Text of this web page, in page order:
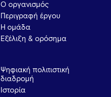
Ο οργανισμός
Περιγραφή έργου
Η ομάδα
Εξέλιξη & ορόσημα
Ψηφιακή πολιτιστική
διαδρομή
Ιστορία